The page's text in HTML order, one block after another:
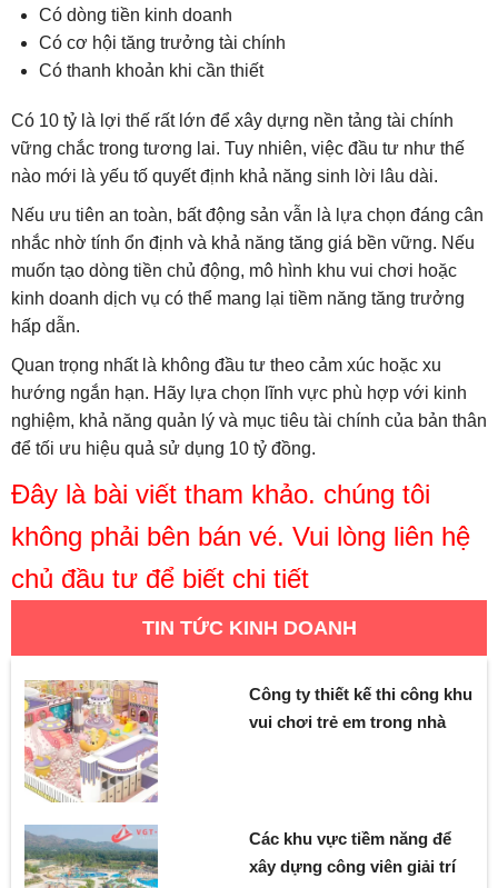
Có dòng tiền kinh doanh
Có cơ hội tăng trưởng tài chính
Có thanh khoản khi cần thiết
Có 10 tỷ là lợi thế rất lớn để xây dựng nền tảng tài chính
vững chắc trong tương lai. Tuy nhiên, việc đầu tư như thế
nào mới là yếu tố quyết định khả năng sinh lời lâu dài.
Nếu ưu tiên an toàn, bất động sản vẫn là lựa chọn đáng cân
nhắc nhờ tính ổn định và khả năng tăng giá bền vững. Nếu
muốn tạo dòng tiền chủ động, mô hình khu vui chơi hoặc
kinh doanh dịch vụ có thể mang lại tiềm năng tăng trưởng
hấp dẫn.
Quan trọng nhất là không đầu tư theo cảm xúc hoặc xu
hướng ngắn hạn. Hãy lựa chọn lĩnh vực phù hợp với kinh
nghiệm, khả năng quản lý và mục tiêu tài chính của bản thân
để tối ưu hiệu quả sử dụng 10 tỷ đồng.
Đây là bài viết tham khảo. chúng tôi
không phải bên bán vé. Vui lòng liên hệ
chủ đầu tư để biết chi tiết
TIN TỨC KINH DOANH
Công ty thiết kế thi công khu
vui chơi trẻ em trong nhà
Các khu vực tiềm năng để
xây dựng công viên giải trí